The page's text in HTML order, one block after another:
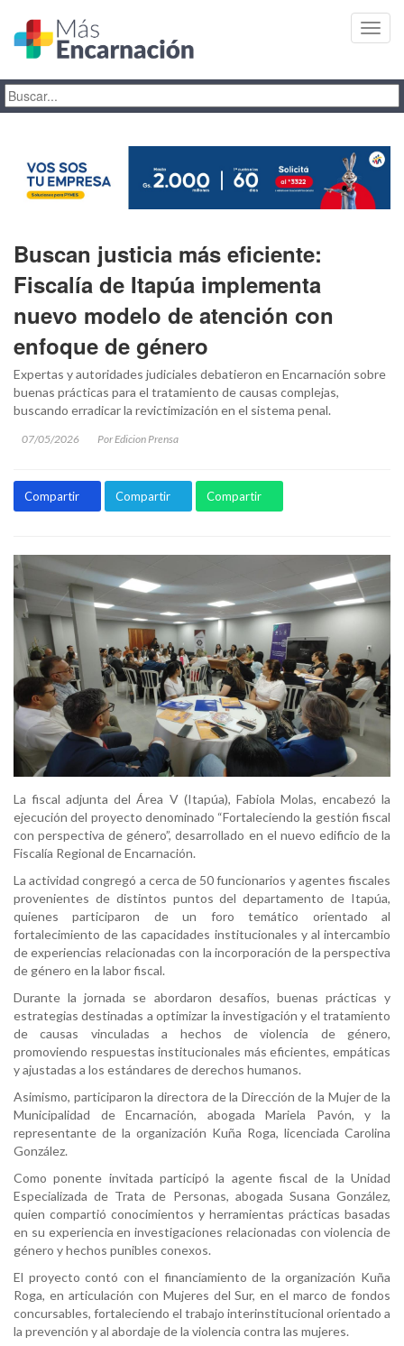
Buscan justicia más eficiente:
Fiscalía de Itapúa implementa
nuevo modelo de atención con
enfoque de género
Expertas y autoridades judiciales debatieron en Encarnación sobre
buenas prácticas para el tratamiento de causas complejas,
buscando erradicar la revictimización en el sistema penal.
07/05/2026 Por Edicion Prensa
Compartir Compartir Compartir
La fiscal adjunta del Área V (Itapúa), Fabiola Molas, encabezó la
ejecución del proyecto denominado “Fortaleciendo la gestión fiscal
con perspectiva de género”, desarrollado en el nuevo edificio de la
Fiscalía Regional de Encarnación.
La actividad congregó a cerca de 50 funcionarios y agentes fiscales
provenientes de distintos puntos del departamento de Itapúa,
quienes participaron de un foro temático orientado al
fortalecimiento de las capacidades institucionales y al intercambio
de experiencias relacionadas con la incorporación de la perspectiva
de género en la labor fiscal.
Durante la jornada se abordaron desafíos, buenas prácticas y
estrategias destinadas a optimizar la investigación y el tratamiento
de causas vinculadas a hechos de violencia de género,
promoviendo respuestas institucionales más eficientes, empáticas
y ajustadas a los estándares de derechos humanos.
Asimismo, participaron la directora de la Dirección de la Mujer de la
Municipalidad de Encarnación, abogada Mariela Pavón, y la
representante de la organización Kuña Roga, licenciada Carolina
González.
Como ponente invitada participó la agente fiscal de la Unidad
Especializada de Trata de Personas, abogada Susana González,
quien compartió conocimientos y herramientas prácticas basadas
en su experiencia en investigaciones relacionadas con violencia de
género y hechos punibles conexos.
El proyecto contó con el financiamiento de la organización Kuña
Roga, en articulación con Mujeres del Sur, en el marco de fondos
concursables, fortaleciendo el trabajo interinstitucional orientado a
la prevención y al abordaje de la violencia contra las mujeres.